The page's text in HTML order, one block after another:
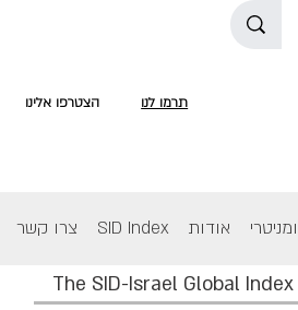
אודות SID Index צרו קשר
הצטרפו אלינו תרמו לנו
The SID-Israel Global Index